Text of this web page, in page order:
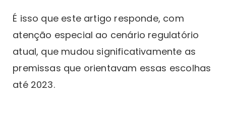
É isso que este artigo responde, com
atenção especial ao cenário regulatório
atual, que mudou significativamente as
premissas que orientavam essas escolhas
até 2023.